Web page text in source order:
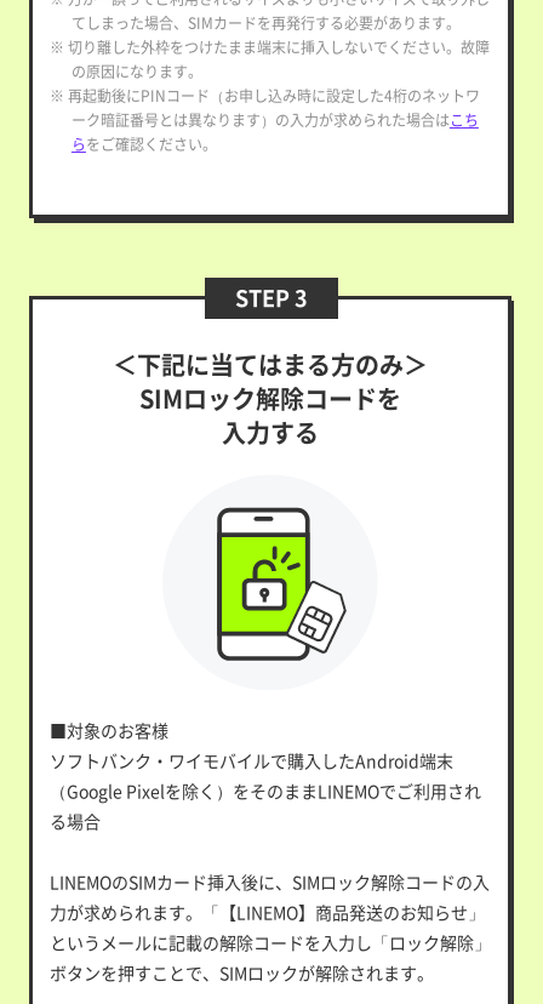
てしまった場合、SIMカードを再発行する必要があります。
※ 切り離した外枠をつけたまま端末に挿入しないでください。故障
の原因になります。
※ 再起動後にPINコード（お申し込み時に設定した4桁のネットワ
ーク暗証番号とは異なります）の入力が求められた場合はこち
らをご確認ください。
STEP 3
＜下記に当てはまる方のみ＞
SIMロック解除コードを
入力する
■対象のお客様
ソフトバンク・ワイモバイルで購入したAndroid端末
（Google Pixelを除く）をそのままLINEMOでご利用され
る場合
LINEMOのSIMカード挿入後に、SIMロック解除コードの入
力が求められます。「【LINEMO】商品発送のお知らせ」
というメールに記載の解除コードを入力し「ロック解除」
ボタンを押すことで、SIMロックが解除されます。